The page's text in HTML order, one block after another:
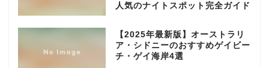
人気のナイトスポット完全ガイド
【2025年最新版】オーストラリ
ア・シドニーのおすすめゲイビー
チ・ゲイ海岸4選